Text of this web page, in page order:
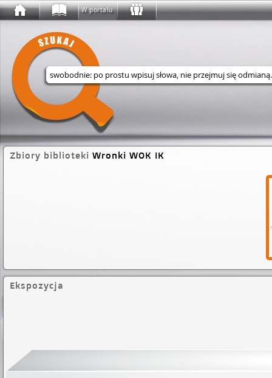
W portalu
Wyszukaj w serwisie
Zbiory biblioteki Wronki WOK IK
Ekspozycja